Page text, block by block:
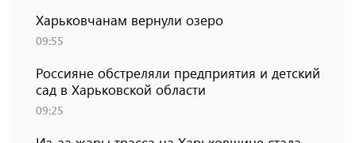
Харьковчанам вернули озеро
09:55
Россияне обстреляли предприятия и детский
сад в Харьковской области
09:25